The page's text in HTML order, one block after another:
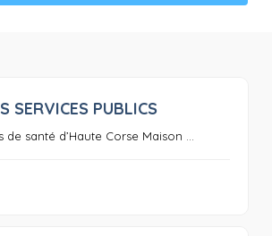
SERVICES PUBLICS
de santé d’Haute Corse Maison ...